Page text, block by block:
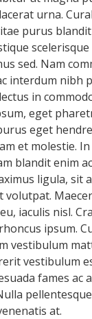
urna.
purus blandit
sed. Nam
interdum nibh
in
eget
eget
et molestie.
blandit enim
ligula, sit
volutpat.
iaculis nisl.
ipsum.
vestibulum
vestibulum
fames ac
at.